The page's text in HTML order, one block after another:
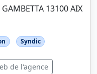
13100 AIX
Syndic
de l'agence